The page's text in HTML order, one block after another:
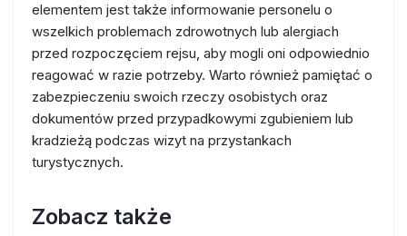
elementem jest także informowanie personelu o
wszelkich problemach zdrowotnych lub alergiach
przed rozpoczęciem rejsu, aby mogli oni odpowiednio
reagować w razie potrzeby. Warto również pamiętać o
zabezpieczeniu swoich rzeczy osobistych oraz
dokumentów przed przypadkowymi zgubieniem lub
kradzieżą podczas wizyt na przystankach
turystycznych.
Zobacz także